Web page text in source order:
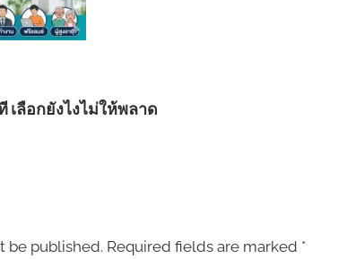
ลือกยังไงไม่ให้พลาด
be published. Required fields are marked *